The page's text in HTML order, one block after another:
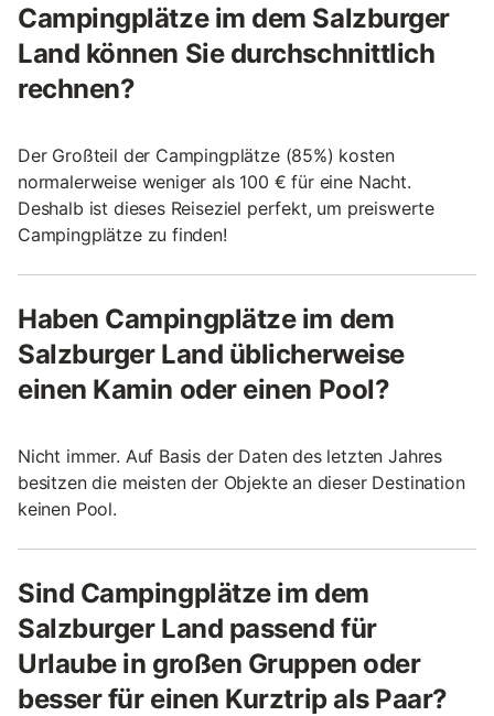
Campingplätze im dem Salzburger
Land können Sie durchschnittlich
rechnen?
Der Großteil der Campingplätze (85%) kosten
normalerweise weniger als 100 € für eine Nacht.
Deshalb ist dieses Reiseziel perfekt, um preiswerte
Campingplätze zu finden!
Haben Campingplätze im dem
Salzburger Land üblicherweise
einen Kamin oder einen Pool?
Nicht immer. Auf Basis der Daten des letzten Jahres
besitzen die meisten der Objekte an dieser Destination
keinen Pool.
Sind Campingplätze im dem
Salzburger Land passend für
Urlaube in großen Gruppen oder
besser für einen Kurztrip als Paar?